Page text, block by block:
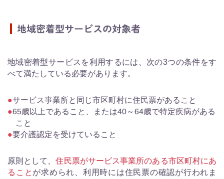
地域密着型サービスの対象者
地域密着型サービスを利用するには、次の3つの条件をす
べて満たしている必要があります。
サービス事業所と同じ市区町村に住民票があること
65歳以上であること、または40～64歳で特定疾病がある
こと
要介護認定を受けていること
原則として、住民票がサービス事業所のある市区町村にあ
ること が求められ、利用時には住民票の確認が行われま